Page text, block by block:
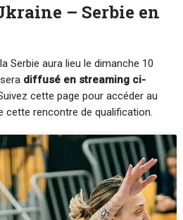
– Serbie en
Serbie aura lieu le dimanche 10
diffusé en streaming ci-
cette page pour accéder au
cette rencontre de qualification.